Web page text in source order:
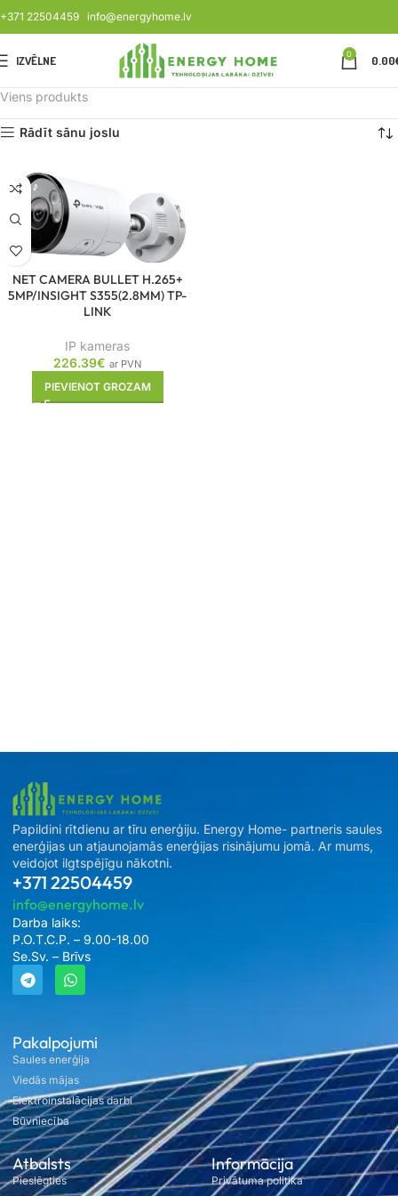
+371 22504459 info@energyhome.lv
IZVĒLNE 0 0.00
Viens produkts
Rādīt sānu joslu
NET CAMERA BULLET H.265+
5MP/INSIGHT S355(2.8MM) TP-
LINK
IP kameras
226.39€ ar PVN
PIEVIENOT GROZAM
Pakalpojumi
Saules enerģija
Viedās mājas
Elektroinstalācijas darbi
Būvniecība
Atbalsts
Pieslēgties
Informācija
Privātuma politika
Papildini rītdienu ar tīru enerģiju. Energy Home- partneris saules
enerģijas un atjaunojamās enerģijas risinājumu jomā. Ar mums,
veidojot ilgtspējīgu nākotni.
+371 22504459
info@energyhome.lv
Darba laiks:
P.O.T.C.P. – 9.00-18.00
Se.Sv. – Brīvs